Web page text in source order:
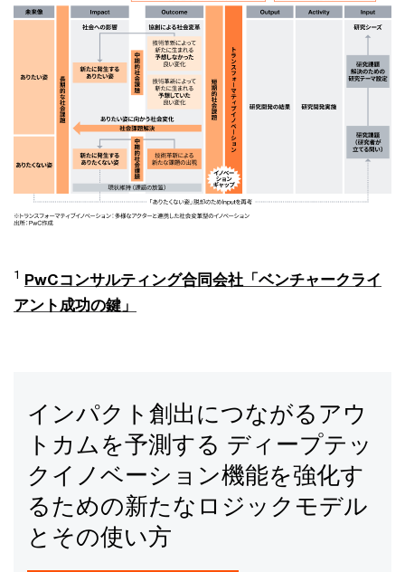
1 PwCコンサルティング合同会社「ベンチャークライ
アント成功の鍵」
インパクト創出につながるアウ
トカムを予測する ディープテッ
クイノベーション機能を強化す
るための新たなロジックモデル
とその使い方